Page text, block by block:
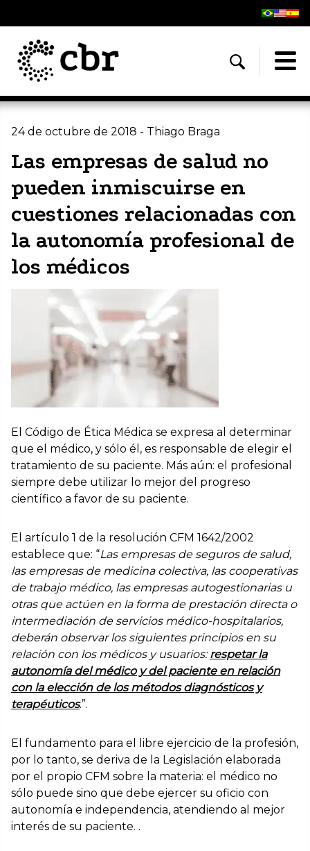
24 de octubre de 2018 - Thiago Braga
Las empresas de salud no
pueden inmiscuirse en
cuestiones relacionadas con
la autonomía profesional de
los médicos
El Código de Ética Médica se expresa al determinar
que el médico, y sólo él, es responsable de elegir el
tratamiento de su paciente. Más aún: el profesional
siempre debe utilizar lo mejor del progreso
científico a favor de su paciente.
El artículo 1 de la resolución CFM 1642/2002
establece que: “Las empresas de seguros de salud,
las empresas de medicina colectiva, las cooperativas
de trabajo médico, las empresas autogestionarias u
otras que actúen en la forma de prestación directa o
intermediación de servicios médico-hospitalarios,
deberán observar los siguientes principios en su
relación con los médicos y usuarios:respetar la
autonomía del médico y del paciente en relación
con la elección de los métodos diagnósticos y
terapéuticos.”.
El fundamento para el libre ejercicio de la profesión,
por lo tanto, se deriva de la Legislación elaborada
por el propio CFM sobre la materia: el médico no
sólo puede sino que debe ejercer su oficio con
autonomía e independencia, atendiendo al mejor
interés de su paciente. .